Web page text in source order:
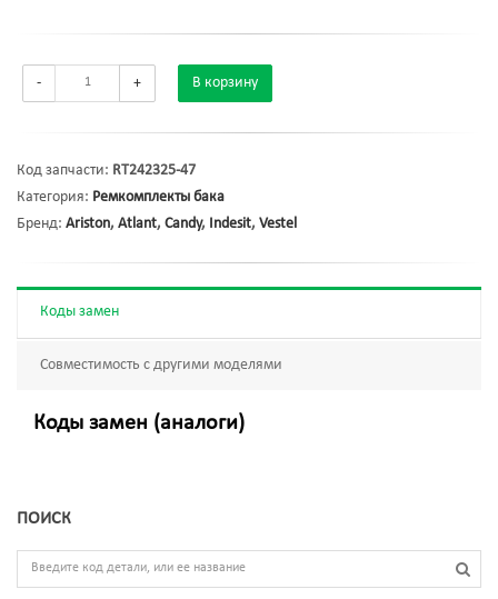
- + В корзину
Код запчасти: RT242325-47
Категория: Ремкомплекты бака
Бренд: Ariston, Atlant, Candy, Indesit, Vestel
Коды замен
Совместимость с другими моделями
Коды замен (аналоги)
ПОИСК